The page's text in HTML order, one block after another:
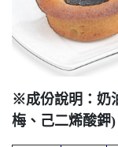
※成份說明：奶
梅、己二烯酸鉀